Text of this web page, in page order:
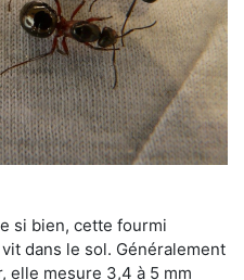
si bien, cette fourmi
dans le sol. Généralement
elle mesure 3,4 à 5 mm